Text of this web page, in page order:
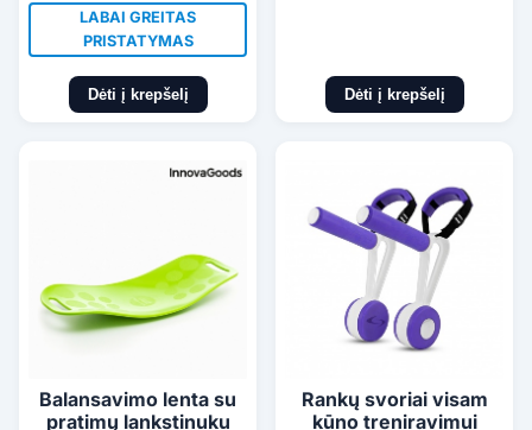
LABAI GREITAS
PRISTATYMAS
Dėti į krepšelį Dėti į krepšelį
Balansavimo lenta su
pratimų lankstinuku
Rankų svoriai visam
kūno treniravimui